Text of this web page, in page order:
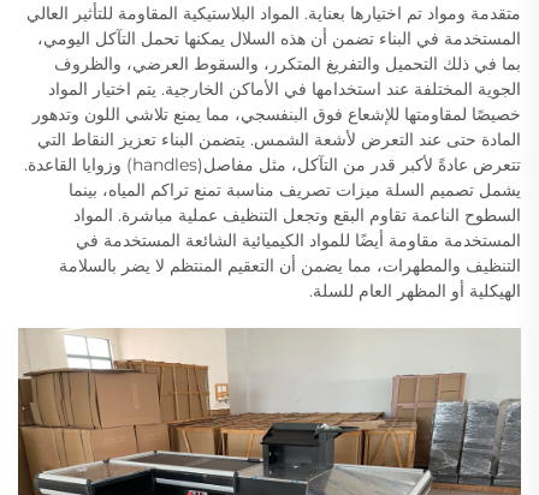
متقدمة ومواد تم اختيارها بعناية. المواد البلاستيكية المقاومة للتأثير العالي
المستخدمة في البناء تضمن أن هذه السلال يمكنها تحمل التآكل اليومي،
بما في ذلك التحميل والتفريغ المتكرر، والسقوط العرضي، والظروف
الجوية المختلفة عند استخدامها في الأماكن الخارجية. يتم اختيار المواد
خصيصًا لمقاومتها للإشعاع فوق البنفسجي، مما يمنع تلاشي اللون وتدهور
المادة حتى عند التعرض لأشعة الشمس. يتضمن البناء تعزيز النقاط التي
تتعرض عادةً لأكبر قدر من التآكل، مثل مفاصل(handles) وزوايا القاعدة.
يشمل تصميم السلة ميزات تصريف مناسبة تمنع تراكم المياه، بينما
السطوح الناعمة تقاوم البقع وتجعل التنظيف عملية مباشرة. المواد
المستخدمة مقاومة أيضًا للمواد الكيميائية الشائعة المستخدمة في
التنظيف والمطهرات، مما يضمن أن التعقيم المنتظم لا يضر بالسلامة
الهيكلية أو المظهر العام للسلة.